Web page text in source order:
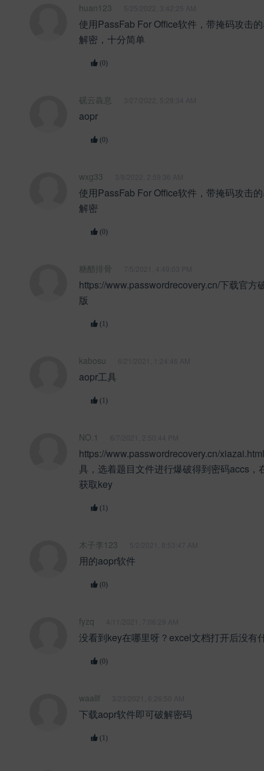
huan123
使用PassFab For Office软件，带掩码攻击
解密，十分简单
(0)
砚云㽓息
aopr
(0)
wxg33
使用PassFab For Office软件，带掩码攻击
解密
(0)
糖醋排骨
https://www.passwordrecovery.cn/下载官方
版
(1)
kabosu
aopr工具
(1)
NO.1
https://www.passwordrecovery.cn/
具，选着题目文件进行爆破得到密码accs，
获取key
(1)
木子李123
用的aopr软件
(0)
fyzq
没看到key在哪里呀？excel文档打开后没有
(0)
waallf
下载aopr软件即可破解密码
(1)